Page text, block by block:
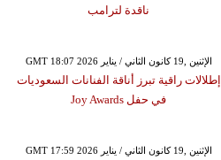
ناقدة لترامب
GMT 18:07 2026 الإثنين ,19 كانون الثاني / يناير
إطلالات راقية تبرز أناقة الفنانات السعوديات
في حفل Joy Awards
GMT 17:59 2026 الإثنين ,19 كانون الثاني / يناير